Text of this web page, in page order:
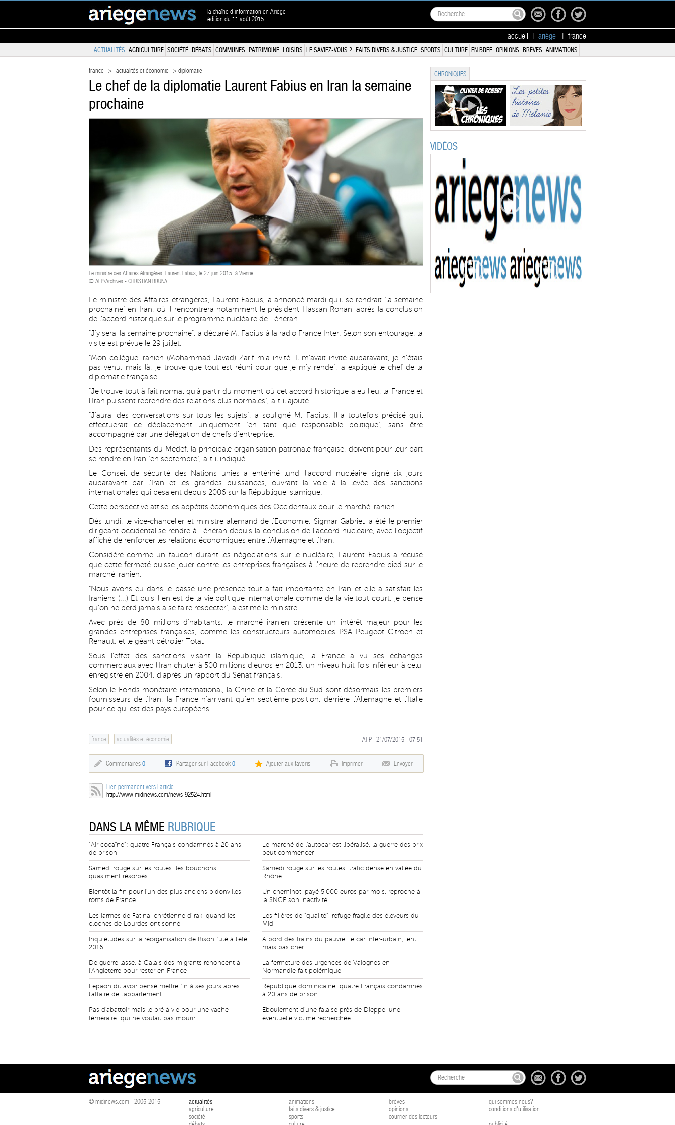
la chaîne d'information en Ariège
édition du 11 août 2015
accueil ariège france
ACTUALITÉS AGRICULTURE SOCIÉTÉ DÉBATS COMMUNES PATRIMOINE LOISIRS LE SAVIEZ-VOUS ? FAITS DIVERS & JUSTICE SPORTS CULTURE EN BREF OPINIONS BRÈVES ANIMATIONS
france > actualités et économie > diplomatie
Le chef de la diplomatie Laurent Fabius en Iran la semaine
prochaine
Le ministre des Affaires étrangères, Laurent Fabius, le 27 juin 2015, à Vienne
© AFP/Archives - CHRISTIAN BRUNA
Le ministre des Affaires étrangères, Laurent Fabius, a annoncé mardi qu'il se rendrait "la semaine
prochaine" en Iran, où il rencontrera notamment le président Hassan Rohani après la conclusion
de l'accord historique sur le programme nucléaire de Téhéran.
"J'y serai la semaine prochaine", a déclaré M. Fabius à la radio France Inter. Selon son entourage, la
visite est prévue le 29 juillet.
"Mon collègue iranien (Mohammad Javad) Zarif m'a invité. Il m'avait invité auparavant, je n'étais
pas venu, mais là, je trouve que tout est réuni pour que je m'y rende", a expliqué le chef de la
diplomatie française.
"Je trouve tout à fait normal qu'à partir du moment où cet accord historique a eu lieu, la France et
l'Iran puissent reprendre des relations plus normales", a-t-il ajouté.
"J'aurai des conversations sur tous les sujets", a souligné M. Fabius. Il a toutefois précisé qu'il
effectuerait ce déplacement uniquement "en tant que responsable politique", sans être
accompagné par une délégation de chefs d'entreprise.
Des représentants du Medef, la principale organisation patronale française, doivent pour leur part
se rendre en Iran "en septembre", a-t-il indiqué.
Le Conseil de sécurité des Nations unies a entériné lundi l'accord nucléaire signé six jours
auparavant par l'Iran et les grandes puissances, ouvrant la voie à la levée des sanctions
internationales qui pesaient depuis 2006 sur la République islamique.
Cette perspective attise les appétits économiques des Occidentaux pour le marché iranien.
Dès lundi, le vice-chancelier et ministre allemand de l'Economie, Sigmar Gabriel, a été le premier
dirigeant occidental se rendre à Téhéran depuis la conclusion de l'accord nucléaire, avec l'objectif
affiché de renforcer les relations économiques entre l'Allemagne et l'Iran.
Considéré comme un faucon durant les négociations sur le nucléaire, Laurent Fabius a récusé
que cette fermeté puisse jouer contre les entreprises françaises à l'heure de reprendre pied sur le
marché iranien.
"Nous avons eu dans le passé une présence tout à fait importante en Iran et elle a satisfait les
Iraniens (...) Et puis il en est de la vie politique internationale comme de la vie tout court, je pense
qu'on ne perd jamais à se faire respecter", a estimé le ministre.
Avec près de 80 millions d'habitants, le marché iranien présente un intérêt majeur pour les
grandes entreprises françaises, comme les constructeurs automobiles PSA Peugeot Citroën et
Renault, et le géant pétrolier Total.
Sous l'effet des sanctions visant la République islamique, la France a vu ses échanges
commerciaux avec l'Iran chuter à 500 millions d'euros en 2013, un niveau huit fois inférieur à celui
enregistré en 2004, d'après un rapport du Sénat français.
Selon le Fonds monétaire international, la Chine et la Corée du Sud sont désormais les premiers
fournisseurs de l'Iran, la France n'arrivant qu'en septième position, derrière l'Allemagne et l'Italie
pour ce qui est des pays européens.
france actualités et économie AFP | 21/07/2015 - 07:51
Commentaires 0 Partager sur Facebook0 Ajouter aux favoris Imprimer Envoyer
Lien permanent vers l'article:
http://www.midinews.com/news-92524.html
DANS LA MÊME RUBRIQUE
"Air cocaïne": quatre Français condamnés à 20 ans
de prison
Samedi rouge sur les routes: les bouchons
quasiment résorbés
Bientôt la fin pour l'un des plus anciens bidonvilles
roms de France
Les larmes de Fatina, chrétienne d'Irak, quand les
cloches de Lourdes ont sonné
Inquiétudes sur la réorganisation de Bison futé à l'été
2016
De guerre lasse, à Calais des migrants renoncent à
l'Angleterre pour rester en France
Lepaon dit avoir pensé mettre fin à ses jours après
l'affaire de l'appartement
Pas d'abattoir mais le pré à vie pour une vache
téméraire "qui ne voulait pas mourir"
Le marché de l'autocar est libéralisé, la guerre des prix
peut commencer
Samedi rouge sur les routes: trafic dense en vallée du
Rhône
Un cheminot, payé 5.000 euros par mois, reproche à
la SNCF son inactivité
Les filières de "qualité", refuge fragile des éleveurs du
Midi
A bord des trains du pauvre: le car inter-urbain, lent
mais pas cher
La fermeture des urgences de Valognes en
Normandie fait polémique
République dominicaine: quatre Français condamnés
à 20 ans de prison
Eboulement d'une falaise près de Dieppe, une
éventuelle victime recherchée
CHRONIQUES
VIDÉOS
© midinews.com - 2005-2015
actualités
agriculture
société
animations
faits divers & justice
sports
brèves
opinions
courrier des lecteurs
qui sommes nous?
conditions d'utilisation